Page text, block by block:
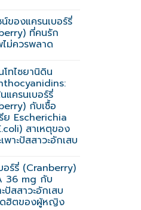
น์ของแครนเบอร์รี่
ที่คนรัก
ม่ควรพลาด
โทไซยานิดิน
แครนเบอร์รี่
กับเชื้อ
ย Escherichia
สาเหตุของ
พาะปัสสาวะอักเสบ
อร์รี่ (Cranberry)
36 mg กับ
ปัสสาวะอักเสบ
ดฮิตของผู้หญิง